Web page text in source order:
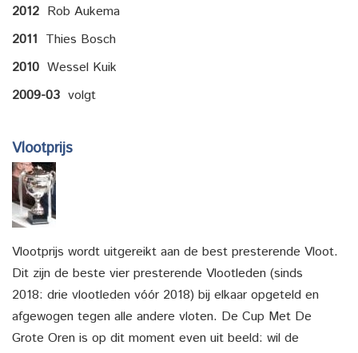
2012 Rob Aukema
2011 Thies Bosch
2010 Wessel Kuik
2009-03 volgt
Vlootprijs
Vlootprijs wordt uitgereikt aan de best presterende Vloot.
Dit zijn de beste vier presterende Vlootleden (sinds
2018: drie vlootleden vóór 2018) bij elkaar opgeteld en
afgewogen tegen alle andere vloten. De Cup Met De
Grote Oren is op dit moment even uit beeld: wil de